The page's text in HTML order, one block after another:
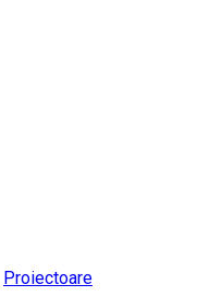
Proiectoare